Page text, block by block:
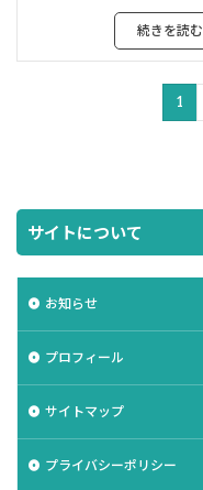
続きを読む
1
サイトについて
お知らせ
プロフィール
サイトマップ
プライバシーポリシー